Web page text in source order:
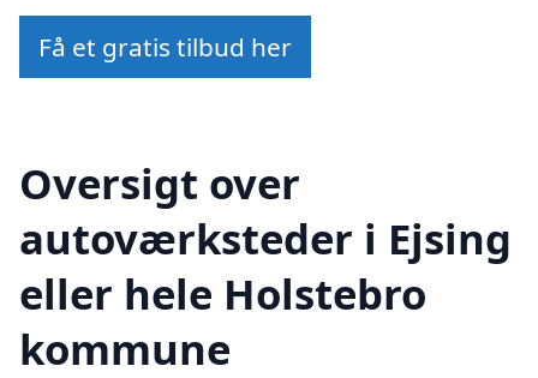
Få et gratis tilbud her
Oversigt over
autoværksteder i Ejsing
eller hele Holstebro
kommune